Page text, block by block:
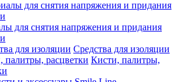
для снятия напряжения и придания
Средства для изоляции
Кисти, палитры,